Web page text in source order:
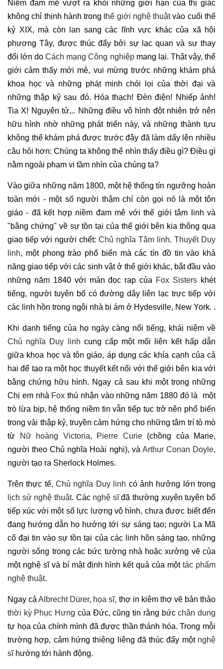
Niềm đam mê vượt ra khỏi những giới hạn của thị giác
không chỉ thịnh hành trongthế giới nghệ thuậtvào cuối thế
kỷ XIX, mà còn lan sang các lĩnh vực khác của xã hội
phương Tây, được thúc đẩy bởi sự lạc quan và sự thay
đổi lớn doCách mạng Công nghiệpmang lại. Thật vậy, thế
giới cảm thấy mới mẻ, vui mừng trước những khám phá
khoa học và những phát minh chói lọi của thời đại và
những thập kỷ sau đó. Hóa thạch! Đèn điện! Nhiếp ảnh!
Tia X! Nguyên tử,.. Những điều vô hình đột nhiên trở nên
hữu hình nhờ những phát triển này, và những thành tựu
không thể khám phá được trước đây đã làm dấy lên nhiều
câu hỏi hơn: Chúng ta không thể nhìn thấy điều gì? Điều gì
nằm ngoài phạm vi tầm nhìn của chúng ta?
Vào giữa những năm 1800, một hệ thống tín ngưỡng hoàn
toàn mới - một số người thậm chí còn gọi nó là một tôn
giáo - đã kết hợp niềm đam mê với thế giới tâm linh và
"bằng chứng" về sự tồn tại của thế giới bên kia thông qua
giao tiếp với người chết: Chủ nghĩa Tâm linh. Thuyết Duy
linh, một phong trào phổ biến mà các tín đồ tin vào khả
năng giao tiếp với các sinh vật ở thế giới khác, bắt đầu vào
những năm 1840 với màn đọc rap của Fox Sisters khét
tiếng, người tuyên bố có đường dây liên lạc trực tiếp với
các linh hồn trong ngôi nhà bị ám ở Hydesville, New York. .
Khi danh tiếng của họ ngày càng nổi tiếng, khái niệm về
Chủ nghĩa Duy linh cung cấp một mối liên kết hấp dẫn
giữa khoa học và tôn giáo, áp dụng các khía cạnh của cả
hai để tạo ra một học thuyết kết nối với thế giới bên kia với
bằng chứng hữu hình. Ngay cả sau khi một trong những
Chị em nhà Fox thú nhận vào những năm 1880 đó là một
trò lừa bịp, hệ thống niềm tin vẫn tiếp tục trở nên phổ biến
trong vài thập kỷ, truyền cảm hứng cho những tâm trí tò mò
từ
Nữ hoàng Victoria, Pierre Curie(chồng của Marie,
người theo Chủ nghĩa Hoài nghi), và Arthur Conan Doyle,
người tạo ra Sherlock Holmes.
Trên thực tế,Chủ nghĩa Duy linh có ảnh hưởng lớn trong
lịch sử nghệ thuật. Các nghệ sĩđã thường xuyên tuyên bố
tiếp xúc với một số lực lượng vô hình, chưa được biết đến
đang hướng dẫn họ hướng tới sự sáng tạo; người La Mã
cổ đại tin vào sự tồn tại của các linh hồn sáng tạo, những
người sống trong các bức tường nhà hoặc xưởng vẽ của
một nghệ sĩ và bí mật định hình kết quả của một tác phẩm
nghệ thuật.
Ngay cảAlbrecht Dürer, họa sĩ, thợ in kiêm thợ vẽ bản thảo
thời kỳ Phục Hưng của Đức, cũng tin rằng bứcchân dung
tự họa của chính mình đã được thần thánh hóa. Trong mỗi
trường hợp, cảm hứng thiêng liêng đã thúc đẩy một nghệ
sĩhướng tới hành động.